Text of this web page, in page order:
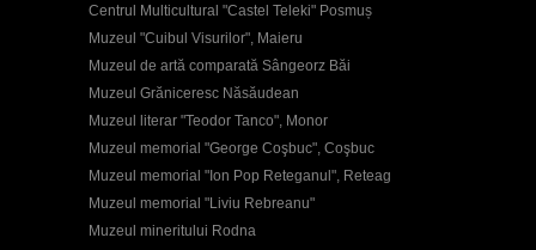
Centrul Multicultural "Castel Teleki" Posmuș
Muzeul "Cuibul Visurilor", Maieru
Muzeul de artă comparată Sângeorz Băi
Muzeul Grăniceresc Năsăudean
Muzeul literar "Teodor Tanco", Monor
Muzeul memorial "George Coşbuc", Coşbuc
Muzeul memorial "Ion Pop Reteganul", Reteag
Muzeul memorial "Liviu Rebreanu"
Muzeul mineritului Rodna